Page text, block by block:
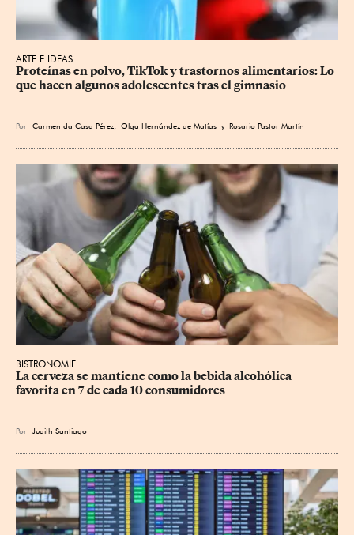
ARTE E IDEAS
Proteínas en polvo, TikTok y trastornos alimentarios: Lo
que hacen algunos adolescentes tras el gimnasio
Por Carmen da Casa Pérez Olga Hernández de Matías y Rosario Pastor Martín
BISTRONOMIE
La cerveza se mantiene como la bebida alcohólica
favorita en 7 de cada 10 consumidores
Por Judith Santiago